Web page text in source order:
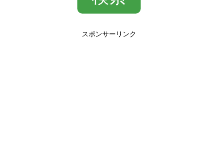
スポンサーリンク